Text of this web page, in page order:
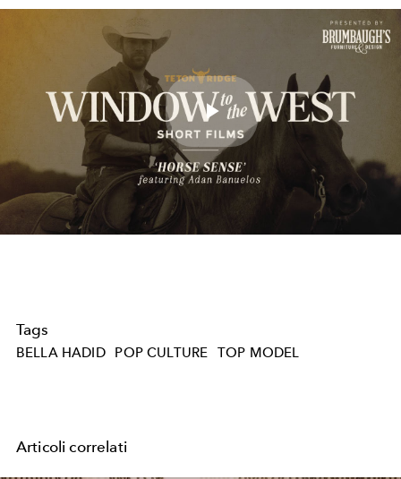
Play
Tags
BELLA HADID POP CULTURE TOP MODEL
Articoli correlati